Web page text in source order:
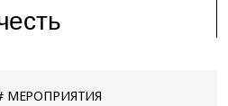
МЕРОПРИЯТИЯ